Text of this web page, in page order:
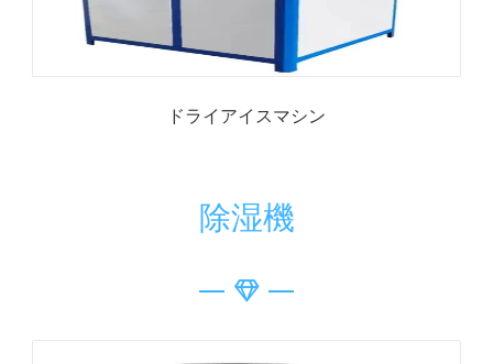
ドライアイスマシン
除湿機